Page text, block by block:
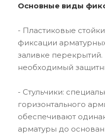
Основные виды
- Пластиковые
фиксации
заливке
необходимый
- Стульчики:
горизонтального
обеспечивают
арматуры до